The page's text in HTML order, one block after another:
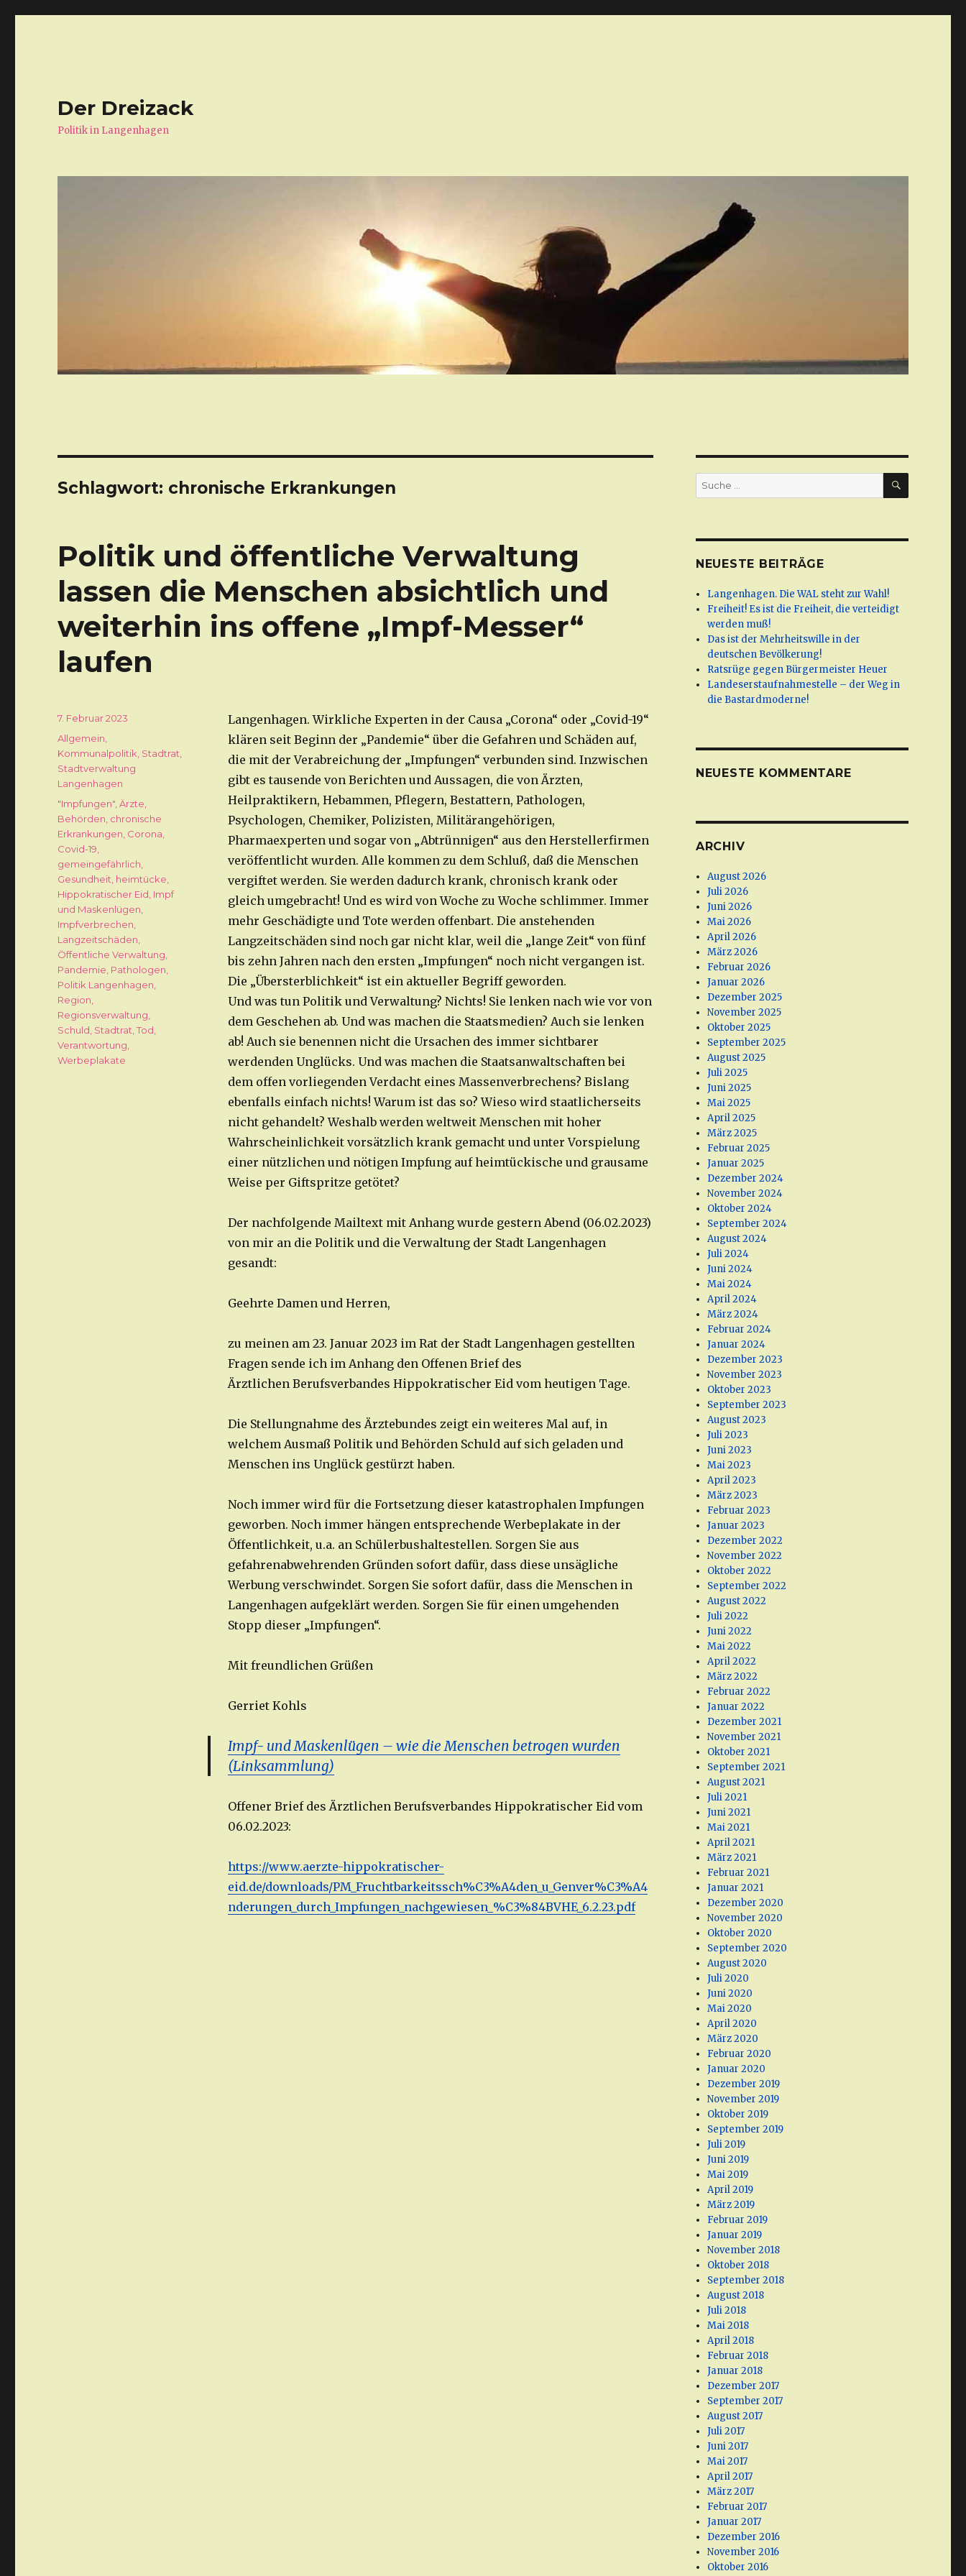
Der Dreizack
Politik in Langenhagen
Schlagwort: chronische Erkrankungen
Politik und öffentliche Verwaltung
lassen die Menschen absichtlich und
weiterhin ins offene „Impf-Messer“
laufen
Langenhagen. Wirkliche Experten in der Causa „Corona“ oder „Covid-19“
klären seit Beginn der „Pandemie“ über die Gefahren und Schäden auf,
die mit der Verabreichung der „Impfungen“ verbunden sind. Inzwischen
gibt es tausende von Berichten und Aussagen, die von Ärzten,
Heilpraktikern, Hebammen, Pflegern, Bestattern, Pathologen,
Psychologen, Chemiker, Polizisten, Militärangehörigen,
Pharmaexperten und sogar von „Abtrünnigen“ aus den Herstellerfirmen
veröffentlicht wurden. Alle kommen zu dem Schluß, daß die Menschen
vergiftet werden. Sie werden dadurch krank, chronisch krank oder
gleich umgebracht! Und es wird von Woche zu Woche schlimmer. Immer
mehr Geschädigte und Tote werden offenbart. Die anstehenden
Langzeitschäden sind noch gar nicht klar, weil die „lange Zeit“ von fünf
bis zehn Jahren nach den ersten „Impfungen“ noch nicht vergangen ist.
Die „Übersterblichkeit“ ist ein aktueller Begriff geworden.
Und was tun Politik und Verwaltung? Nichts! Sie lenken nach wie vor von
dem Geschehen ab. Und was machen die Staatsmedien? Auch sie lenken
ab! Auch sie benennen nicht die Ursachen des immer sichtbarer
werdenden Unglücks. Und was machen die Staatsanwaltschaften bei
dem offen vorliegenden Verdacht eines Massenverbrechens? Bislang
ebenfalls einfach nichts! Warum ist das so? Wieso wird staatlicherseits
nicht gehandelt? Weshalb werden weltweit Menschen mit hoher
Wahrscheinlichkeit vorsätzlich krank gemacht und unter Vorspielung
einer nützlichen und nötigen Impfung auf heimtückische und grausame
Weise per Giftspritze getötet?
Der nachfolgende Mailtext mit Anhang wurde gestern Abend (06.02.2023)
von mir an die Politik und die Verwaltung der Stadt Langenhagen
gesandt:
Geehrte Damen und Herren,
zu meinen am 23. Januar 2023 im Rat der Stadt Langenhagen gestellten
Fragen sende ich im Anhang den Offenen Brief des
Ärztlichen Berufsverbandes Hippokratischer Eid vom heutigen Tage.
Die Stellungnahme des Ärztebundes zeigt ein weiteres Mal auf, in
welchem Ausmaß Politik und Behörden Schuld auf sich geladen und
Menschen ins Unglück gestürzt haben.
Noch immer wird für die Fortsetzung dieser katastrophalen Impfungen
geworben. Noch immer hängen entsprechende Werbeplakate in der
Öffentlichkeit, u.a. an Schülerbushaltestellen. Sorgen Sie aus
gefahrenabwehrenden Gründen sofort dafür, dass diese unsägliche
Werbung verschwindet. Sorgen Sie sofort dafür, dass die Menschen in
Langenhagen aufgeklärt werden. Sorgen Sie für einen umgehenden
Stopp dieser „Impfungen“.
Mit freundlichen Grüßen
Gerriet Kohls
Impf- und Maskenlügen – wie die Menschen betrogen wurden
(Linksammlung)
Offener Brief des Ärztlichen Berufsverbandes Hippokratischer Eid vom
06.02.2023:
https://www.aerzte-hippokratischer-
eid.de/downloads/PM_Fruchtbarkeitssch%C3%A4den_u_Genver%C3%A4
nderungen_durch_Impfungen_nachgewiesen_%C3%84BVHE_6.2.23.pdf
Veröffentlicht
am
7. Februar 2023
Kategorien
Allgemein
Kommunalpolitik Stadtrat
Stadtverwaltung
Langenhagen
Schlagwörter
"Impfungen" ,Ärzte
Behörden chronische
Erkrankungen Corona
Covid-19
gemeingefährlich
Gesundheit heimtücke
Hippokratischer Eid Impf
und Maskenlügen
Impfverbrechen
Langzeitschäden
Öffentliche Verwaltung
Pandemie Pathologen
Politik Langenhagen
Region
Regionsverwaltung
Schuld Stadtrat ,Tod
Verantwortung
Werbeplakate
Suche
nach:
SUCHE
NEUESTE BEITRÄGE
Langenhagen. Die WAL steht zur Wahl!
Freiheit! Es ist die Freiheit, die verteidigt
werden muß!
Das ist der Mehrheitswille in der
deutschen Bevölkerung!
Ratsrüge gegen Bürgermeister Heuer
Landeserstaufnahmestelle – der Weg in
die Bastardmoderne!
NEUESTE KOMMENTARE
ARCHIV
August 2026
Juli 2026
Juni 2026
Mai 2026
April 2026
März 2026
Februar 2026
Januar 2026
Dezember 2025
November 2025
Oktober 2025
September 2025
August 2025
Juli 2025
Juni 2025
Mai 2025
April 2025
März 2025
Februar 2025
Januar 2025
Dezember 2024
November 2024
Oktober 2024
September 2024
August 2024
Juli 2024
Juni 2024
Mai 2024
April 2024
März 2024
Februar 2024
Januar 2024
Dezember 2023
November 2023
Oktober 2023
September 2023
August 2023
Juli 2023
Juni 2023
Mai 2023
April 2023
März 2023
Februar 2023
Januar 2023
Dezember 2022
November 2022
Oktober 2022
September 2022
August 2022
Juli 2022
Juni 2022
Mai 2022
April 2022
März 2022
Februar 2022
Januar 2022
Dezember 2021
November 2021
Oktober 2021
September 2021
August 2021
Juli 2021
Juni 2021
Mai 2021
April 2021
März 2021
Februar 2021
Januar 2021
Dezember 2020
November 2020
Oktober 2020
September 2020
August 2020
Juli 2020
Juni 2020
Mai 2020
April 2020
März 2020
Februar 2020
Januar 2020
Dezember 2019
November 2019
Oktober 2019
September 2019
Juli 2019
Juni 2019
Mai 2019
April 2019
März 2019
Februar 2019
Januar 2019
November 2018
Oktober 2018
September 2018
August 2018
Juli 2018
Mai 2018
April 2018
Februar 2018
Januar 2018
Dezember 2017
September 2017
August 2017
Juli 2017
Juni 2017
Mai 2017
April 2017
März 2017
Februar 2017
Januar 2017
Dezember 2016
November 2016
Oktober 2016